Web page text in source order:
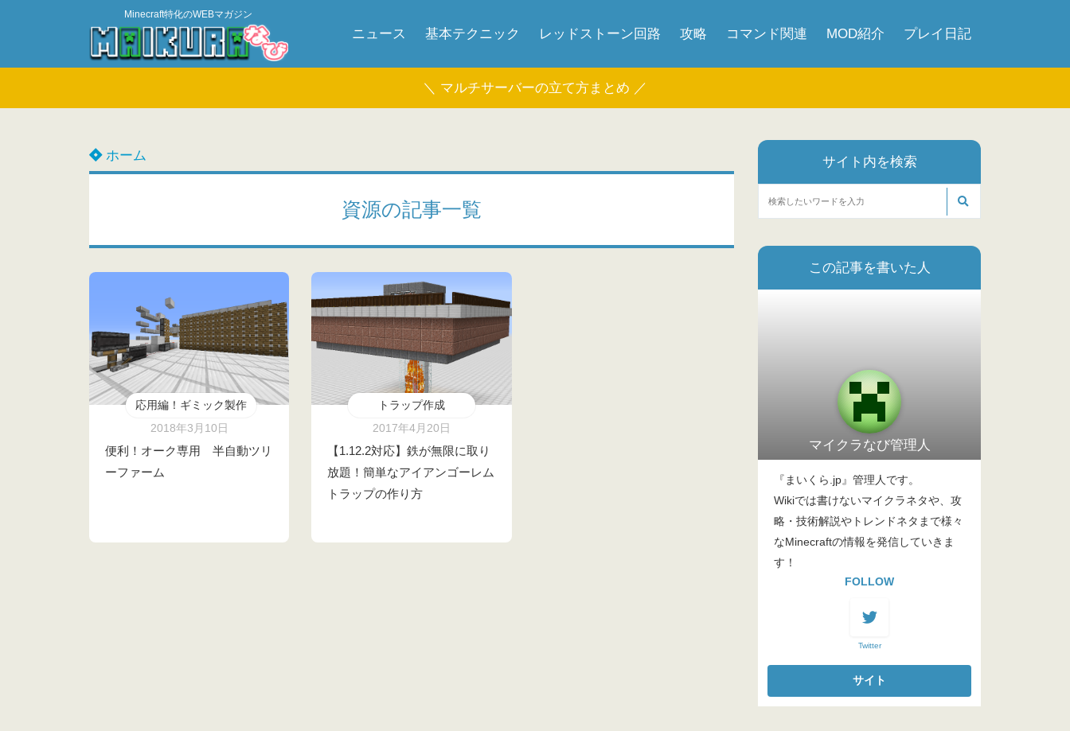
Minecraft特化のWEBマガジン
ニュース 基本テクニック レッドストーン回路 攻略 コマンド関連 MOD紹介 プレイ日記
＼ マルチサーバーの立て方まとめ ／
ホーム
資源の記事一覧
応用編！ギミック製作
2018年3月10日
便利！オーク専用 半自動ツリ
ーファーム
トラップ作成
2017年4月20日
【1.12.2対応】鉄が無限に取り
放題！簡単なアイアンゴーレム
トラップの作り方
サイト内を検索
この記事を書いた人
マイクラなび管理人
『まいくら.jp』管理人です。
Wikiでは書けないマイクラネタや、攻
略・技術解説やトレンドネタまで様々
なMinecraftの情報を発信していきま
す！
FOLLOW
Twitter